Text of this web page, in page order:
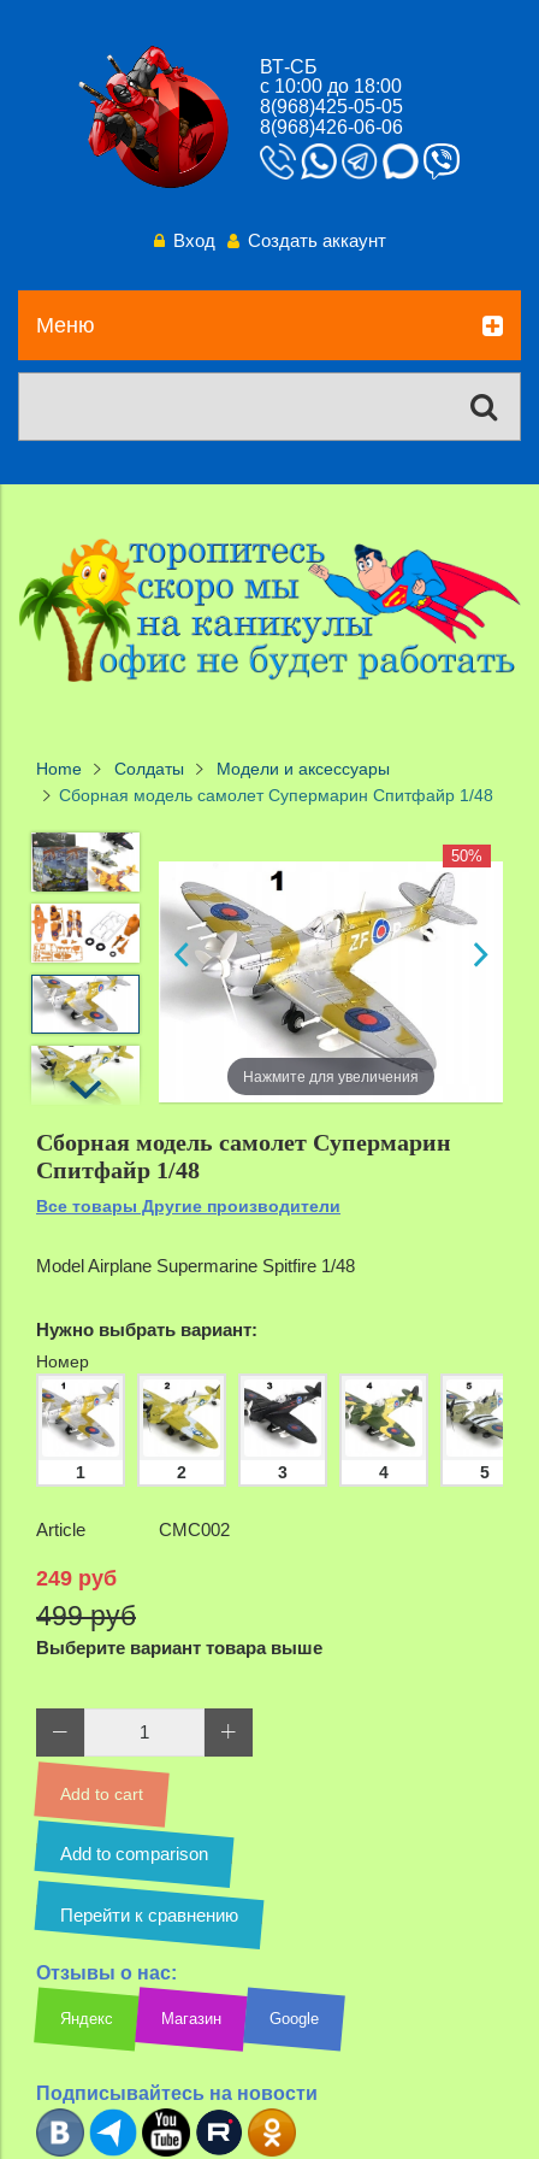
ВТ-СБ
с 10:00 до 18:00
8(968)425-05-05
8(968)426-06-06
Вход Создать аккаунт
Меню
Home Солдаты
Модели и аксессуары
Сборная модель самолет Супермарин Спитфайр 1/48
50% 50%
Нажмите для увеличения
Сборная модель самолет Супермарин
Спитфайр 1/48
Все товары Другие производители
Model Airplane Supermarine Spitfire 1/48
Нужно выбрать вариант:
Номер
1 2 3 4 5
Article СМС002
249 руб
499 руб
Выберите вариант товара выше
Add to cart
Add to comparison
Перейти к сравнению
Отзывы о нас:
Яндекс Магазин Google
Подписывайтесь на новости